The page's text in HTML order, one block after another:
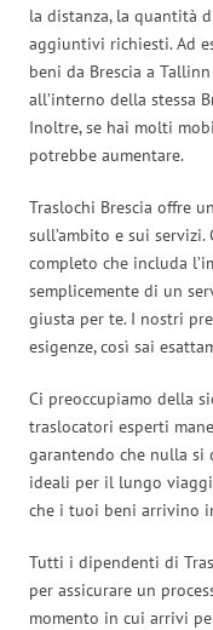
la distanza, la quantità
aggiuntivi richiesti. Ad
beni da Brescia a
all’interno della stessa
Inoltre, se hai molti
potrebbe aumentare.
Traslochi Brescia offre
sull’ambito e sui
completo che includa
semplicemente di un
giusta per te. I nostri
esigenze, così sai
Ci preoccupiamo della
traslocatori esperti
garantendo che nulla si
ideali per il lungo
che i tuoi beni arrivino
Tutti i dipendenti di
per assicurare un
momento in cui arrivi